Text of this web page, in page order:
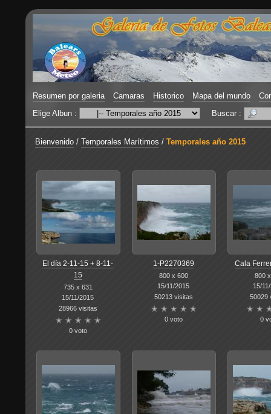
Resumen por galeria Camaras Historico Mapa del mundo
Elige Albun :
Buscar :
Bienvenido / Temporales Marítimos / Temporales año 2015
El día 2-11-15 + 8-11-
15
735 x 631
15/11/2015
28966 visitas
0 voto
1-P2270369
800 x 600
15/11/2015
50213 visitas
0 voto
Cala
800
15/
50029
0